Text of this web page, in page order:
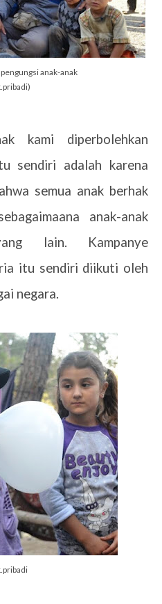
anak-anak
kami diperbolehkan
sendiri adalah karena
semua anak berhak
anak-anak
lain. Kampanye
itu sendiri diikuti oleh
negara.